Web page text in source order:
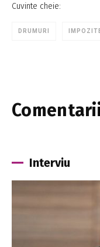
Cuvinte cheie:
DRUMURI
Interviu